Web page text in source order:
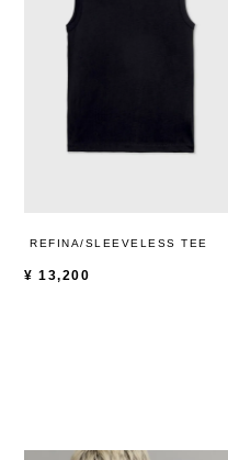
REFINA/SLEEVELESS TEE
¥ 13,200